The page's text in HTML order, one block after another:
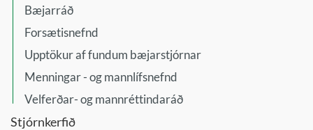
Bæjarráð
Forsætisnefnd
Upptökur af fundum bæjarstjórnar
Menningar - og mannlífsnefnd
Velferðar- og mannréttindaráð
Stjórnkerfið